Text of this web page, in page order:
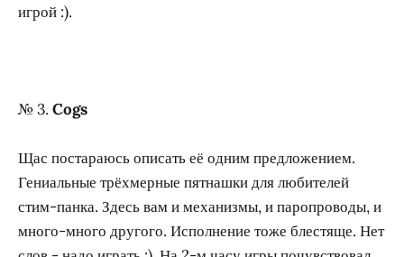
игрой :).
№ 3. Cogs
Щас постараюсь описать её одним предложением.
Гениальные трёхмерные пятнашки для любителей
стим-панка. Здесь вам и механизмы, и паропроводы, и
много-много другого. Исполнение тоже блестяще. Нет